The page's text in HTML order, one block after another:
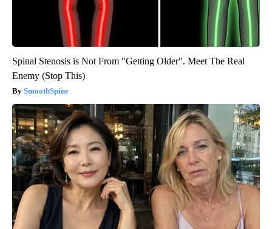
Spinal Stenosis is Not From "Getting Older". Meet The Real
Enemy (Stop This)
SmoothSpine